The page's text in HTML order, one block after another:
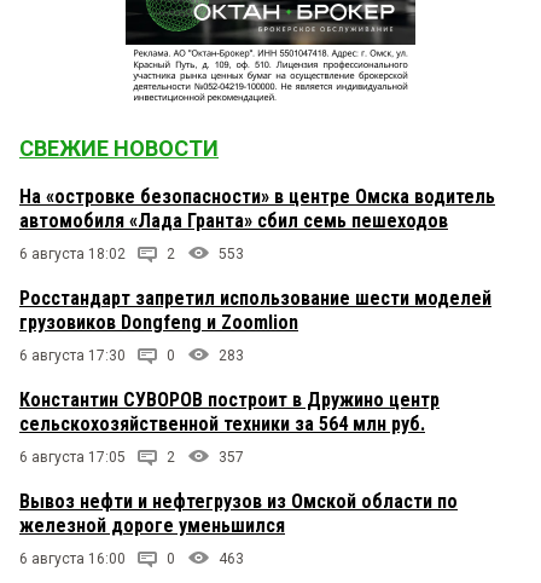
СВЕЖИЕ НОВОСТИ
На «островке безопасности» в центре Омска водитель
автомобиля «Лада Гранта» сбил семь пешеходов
6 августа 18:02 2 553
Росстандарт запретил использование шести моделей
грузовиков Dongfeng и Zoomlion
6 августа 17:30 0 283
Константин СУВОРОВ построит в Дружино центр
сельскохозяйственной техники за 564 млн руб.
6 августа 17:05 2 357
Вывоз нефти и нефтегрузов из Омской области по
железной дороге уменьшился
6 августа 16:00 0 463